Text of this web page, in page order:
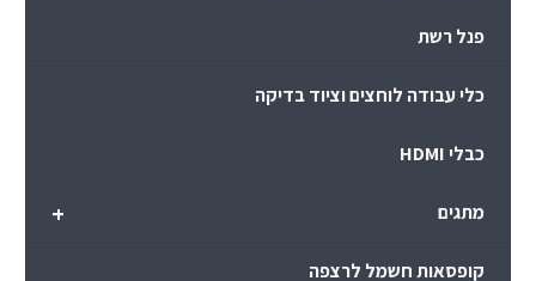
פנל רשת
כלי עבודה לוחצים וציוד בדיקה
כבלי HDMI
+ מתגים
קופסאות חשמל לרצפה